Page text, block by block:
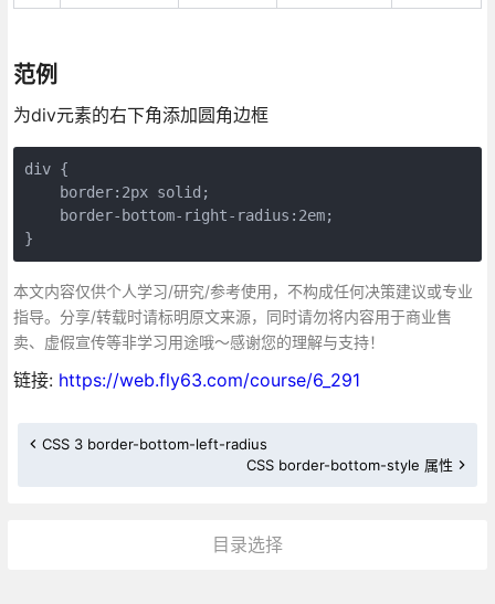
范例
为div元素的右下角添加圆角边框
div {
    border:2px solid;
    border-bottom-right-radius:2em;
}
本文内容仅供个人学习/研究/参考使用，不构成任何决策建议或专业
指导。分享/转载时请标明原文来源，同时请勿将内容用于商业售
卖、虚假宣传等非学习用途哦～感谢您的理解与支持！
链接: https://web.fly63.com/course/6_291
CSS 3 border-bottom-left-radius
CSS border-bottom-style 属性
目录选择